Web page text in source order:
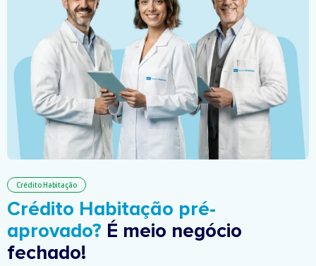
Crédito Habitação
Crédito Habitação pré-
aprovado? É meio negócio
fechado!